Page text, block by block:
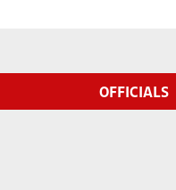
OFFICIALS